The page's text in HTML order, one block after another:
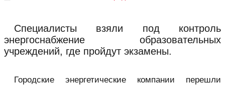
Специалисты взяли под контроль
энергоснабжение образовательных
учреждений, где пройдут экзамены.
Городские энергетические компании перешли